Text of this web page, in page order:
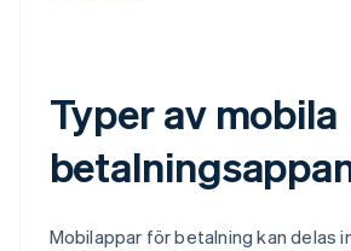
Typer av mobila
Mobilappar för betalning kan delas